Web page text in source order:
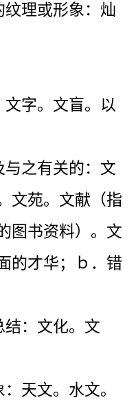
纹理或形象：灿
文字。文盲。以
与之有关的：文
文苑。文献（指
图书资料）。文
的才华；ｂ．错
结：文化。文
天文。水文。